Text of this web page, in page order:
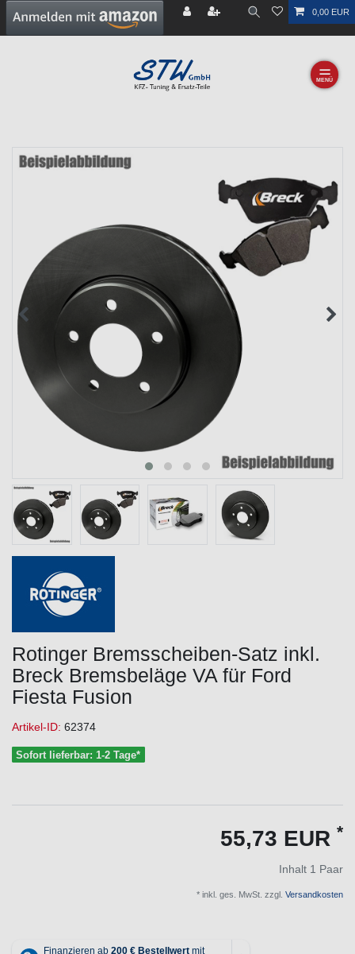
0,00 EUR
☰
Rotinger Bremsscheiben-Satz inkl.
Breck Bremsbeläge VA für Ford
Fiesta Fusion
Artikel-ID: 62374
Sofort lieferbar: 1-2 Tage*
55,73 EUR *
Inhalt 1 Paar
* inkl. ges. MwSt. zzgl. Versandkosten